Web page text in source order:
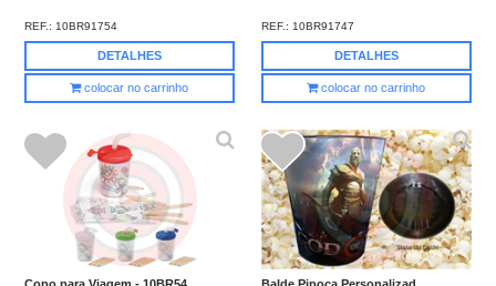
REF.: 10BR91754
DETALHES
colocar no carrinho
REF.: 10BR91747
DETALHES
colocar no carrinho